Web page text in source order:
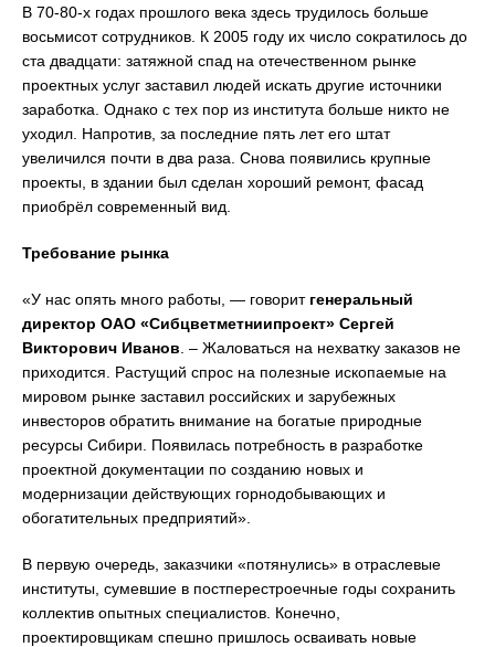
В 70-80-х годах прошлого века здесь трудилось больше
восьмисот сотрудников. К 2005 году их число сократилось до
ста двадцати: затяжной спад на отечественном рынке
проектных услуг заставил людей искать другие источники
заработка. Однако c тех пор из института больше никто не
уходил. Напротив, за последние пять лет его штат
увеличился почти в два раза. Снова появились крупные
проекты, в здании был сделан хороший ремонт, фасад
приобрёл современный вид.
Требование рынка
«У нас опять много работы, — говорит генеральный
директор ОАО «Сибцветметниипроект» Сергей
Викторович Иванов . – Жаловаться на нехватку заказов не
приходится. Растущий спрос на полезные ископаемые на
мировом рынке заставил российских и зарубежных
инвесторов обратить внимание на богатые природные
ресурсы Сибири. Появилась потребность в разработке
проектной документации по созданию новых и
модернизации действующих горнодобывающих и
обогатительных предприятий».
В первую очередь, заказчики «потянулись» в отраслевые
институты, сумевшие в постперестроечные годы сохранить
коллектив опытных специалистов. Конечно,
проектировщикам спешно пришлось осваивать новые